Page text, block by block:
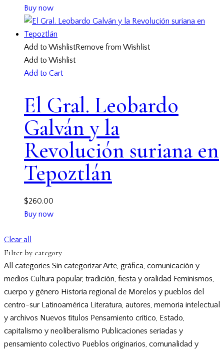
Buy now
Add to WishlistRemove from Wishlist
Add to Wishlist
Add to Cart
El Gral. Leobardo
Galván y la
Revolución suriana en
Tepoztlán
$260.00
Buy now
Clear all
Filter by category
All categories Sin categorizarArte, gráfica, comunicación y
medios Cultura popular, tradición, fiesta y oralidad Feminismos,
cuerpo y género Historia regional de Morelos y pueblos del
centro-sur Latinoamérica Literatura, autores, memoria intelectual
y archivos Nuevos títulos Pensamiento crítico, Estado,
capitalismo y neoliberalismo Publicaciones seriadas y
pensamiento colectivo Pueblos originarios, comunalidad y